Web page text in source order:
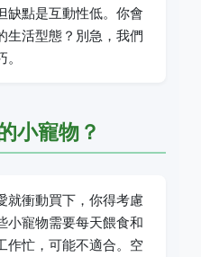
缺點是互動性低。你會
生活型態？別急，我們
小寵物？
就衝動買下，你得考慮
小寵物需要每天餵食和
作忙，可能不適合。空